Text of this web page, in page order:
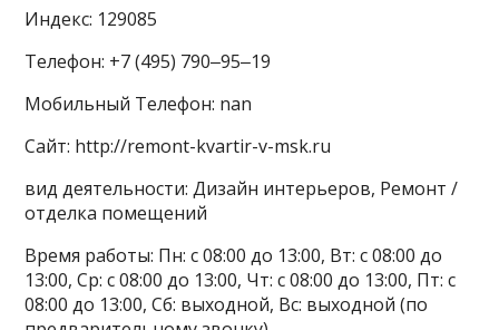
Индекс: 129085
Телефон: +7 (495) 790‒95‒19
Мобильный Телефон: nan
Сайт: http://remont-kvartir-v-msk.ru
вид деятельности: Дизайн интерьеров, Ремонт /
отделка помещений
Время работы: Пн: с 08:00 до 13:00, Вт: с 08:00 до
13:00, Ср: с 08:00 до 13:00, Чт: с 08:00 до 13:00, Пт: с
08:00 до 13:00, Сб: выходной, Вс: выходной (по